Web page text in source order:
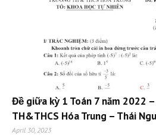
Đề giữa kỳ 1 Toán 7 năm 2022
TH&THCS Hóa Trung – Thái
April 30, 2023